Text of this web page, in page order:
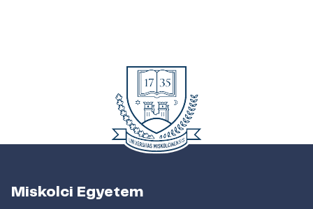
Miskolci Egyetem